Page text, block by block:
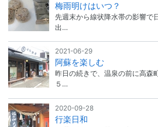
梅雨明けはいつ？
先週末から線状降水帯の影響で
出…
2021-06-29
阿蘇を楽しむ
昨日の続きで、温泉の前に高森
５…
2020-09-28
行楽日和